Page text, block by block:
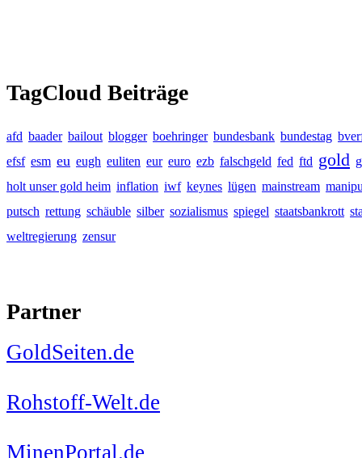
TagCloud Beiträge
afd baader bailout blogger boehringer bundesbank bundestag
efsf esm eu eugh euliten eur euro ezb falschgeld fed ftd gold
holt unser gold heim inflation iwf keynes lügen mainstream
putsch rettung schäuble silber sozialismus spiegel staatsbankrott
weltregierung zensur
Partner
GoldSeiten.de
Rohstoff-Welt.de
MinenPortal.de